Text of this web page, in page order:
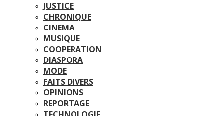
JUSTICE
CHRONIQUE
CINEMA
MUSIQUE
COOPERATION
DIASPORA
MODE
FAITS DIVERS
OPINIONS
REPORTAGE